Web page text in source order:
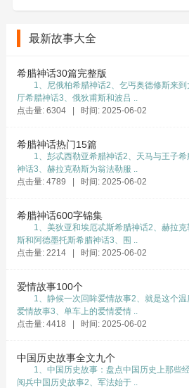
亚萨众神看到这个野性的女
恐惧还是不屑与她一斗，非常
之间的和解。在众神说尽好话
同意不再向亚萨神们寻杀父
让她挑选一位亚萨神作为丈夫
众神只答应让她根据众神的双
的其他部分则都严密地遮盖起
最新故事大全
希腊神话30篇完整版
1、尼俄柏希腊神话2、乞丐奥德修斯来到
厅希腊神话3、俄狄甫斯和波吕 ..
点击量: 6304 | 时间: 2025-06-02
希腊神话热门15篇
1、彭忒西勒亚希腊神话2、天马与王子希
神话3、赫拉克勒斯为翁法勒服 ..
点击量: 4789 | 时间: 2025-06-02
希腊神话600字锦集
1、美狄亚和埃厄忒斯希腊神话2、赫拉克
斯和阿德墨托斯希腊神话3、围 ..
点击量: 2214 | 时间: 2025-06-02
爱情故事100个
1、静候一次回眸爱情故事2、就是这个温
爱情故事3、单车上的爱情爱情 ..
点击量: 4418 | 时间: 2025-06-02
中国历史故事全文九个
1、中国历史故事：盘点中国历史上那些
阅兵中国历史故事2、军法始于 ..